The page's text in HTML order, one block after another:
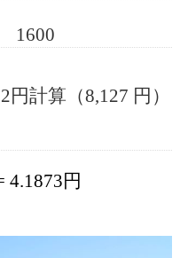
1600
計算（8,127 円）
4.1873円